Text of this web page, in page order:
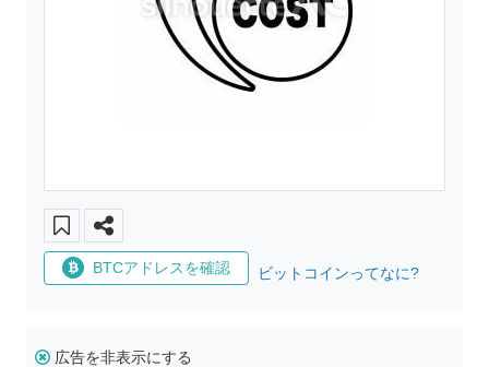
BTCアドレスを確認 ビットコインってなに?
広告を非表示にする